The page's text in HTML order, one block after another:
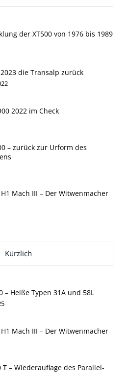
der XT500 von 1976 bis 1989
die Transalp zurück
2022 im Check
– zurück zur Urform des
Mach III – Der Witwenmacher
Kürzlich
– Heiße Typen 31A und 58L
Mach III – Der Witwenmacher
T – Wiederauflage des Parallel-